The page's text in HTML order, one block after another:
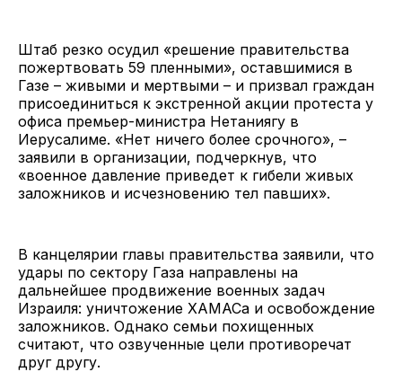
Штаб резко осудил «решение правительства
пожертвовать 59 пленными», оставшимися в
Газе – живыми и мертвыми – и призвал граждан
присоединиться к экстренной акции протеста у
офиса премьер-министра Нетаниягу в
Иерусалиме. «Нет ничего более срочного», –
заявили в организации, подчеркнув, что
«военное давление приведет к гибели живых
заложников и исчезновению тел павших».
В канцелярии главы правительства заявили, что
удары по сектору Газа направлены на
дальнейшее продвижение военных задач
Израиля: уничтожение ХАМАСа и освобождение
заложников. Однако семьи похищенных
считают, что озвученные цели противоречат
друг другу.